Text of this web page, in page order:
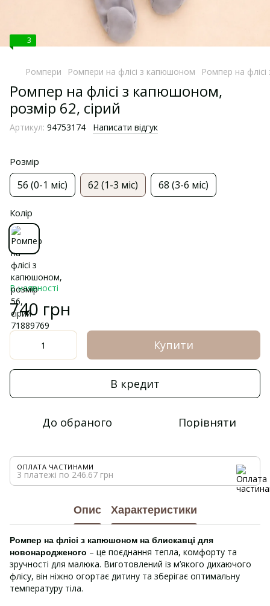
3
Ромпери Ромпери на флісі з капюшоном Ромпер на
Ромпер на флісі з капюшоном,
розмір 62, сірий
Артикул: 94753174 Написати відгук
Розмір
56 (0-1 міс) 62 (1-3 міс) 68 (3-6 міс)
Колір
В наявності
740 грн
Купити
В кредит
До обраного Порівняти
ОПЛАТА ЧАСТИНАМИ
3 платежі по 246.67 грн
Опис Характеристики
Ромпер на флісі з капюшоном на блискавці для
новонародженого – це поєднання тепла, комфорту та
зручності для малюка. Виготовлений із м’якого дихаючого
флісу, він ніжно огортає дитину та зберігає оптимальну
температуру тіла.